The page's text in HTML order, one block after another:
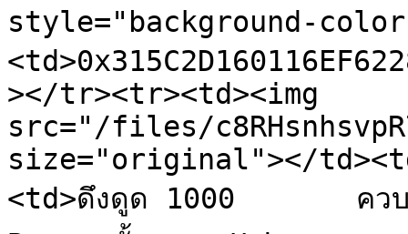
style="background-
></tr><tr><td><img
src="/files/
size="original"></
<td>ดึงดูด 1000       คว